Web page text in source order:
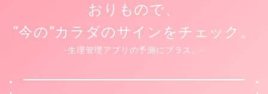
おりもので、
“今の”カラダのサインをチェック。
-生理管理アプリの予測にプラス。-